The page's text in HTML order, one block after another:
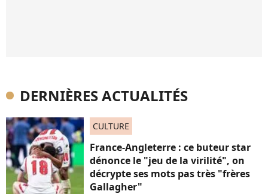
DERNIÈRES ACTUALITÉS
CULTURE
France-Angleterre : ce buteur star
dénonce le "jeu de la virilité", on
décrypte ses mots pas très "frères
Gallagher"